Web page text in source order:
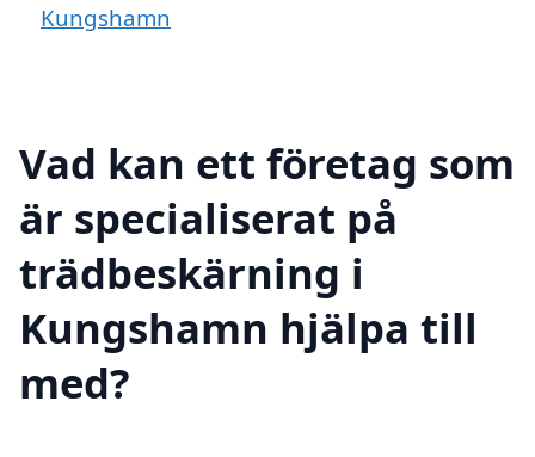
Kungshamn
Vad kan ett företag som
är specialiserat på
trädbeskärning i
Kungshamn hjälpa till
med?